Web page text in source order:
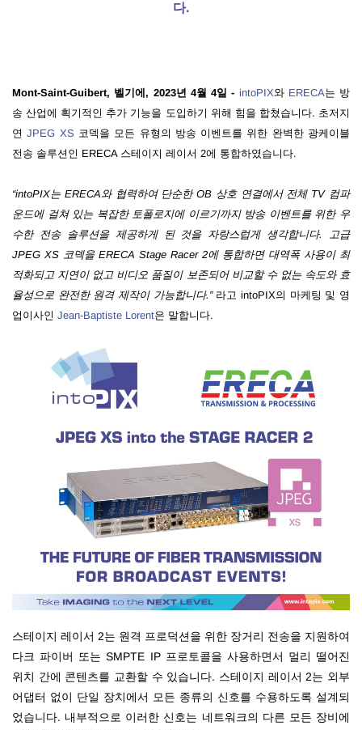
다.
Mont-Saint-Guibert, 벨기에, 2023년 4월 4일 - intoPIX와 ERECA는 방
송 산업에 획기적인 추가 기능을 도입하기 위해 힘을 합쳤습니다. 초저지
연JPEG XS 코덱을 모든 유형의 방송 이벤트를 위한 완벽한 광케이블
전송 솔루션인 ERECA 스테이지 레이서 2에 통합하였습니다.
“intoPIX는 ERECA와 협력하여 단순한 OB 상호 연결에서 전체 TV 컴파
운드에 걸쳐 있는 복잡한 토폴로지에 이르기까지 방송 이벤트를 위한 우
수한 전송 솔루션을 제공하게 된 것을 자랑스럽게 생각합니다. 고급
JPEG XS 코덱을 ERECA Stage Racer 2에 통합하면 대역폭 사용이 최
적화되고 지연이 없고 비디오 품질이 보존되어 비교할 수 없는 속도와 효
율성으로 완전한 원격 제작이 가능합니다.”라고 intoPIX의 마케팅 및 영
업이사인 Jean-Baptiste Lorent은 말합니다.
스테이지 레이서 2는 원격 프로덕션을 위한 장거리 전송을 지원하여
다크 파이버 또는 SMPTE IP 프로토콜을 사용하면서 멀리 떨어진
위치 간에 콘텐츠를 교환할 수 있습니다. 스테이지 레이서 2는 외부
어댑터 없이 단일 장치에서 모든 종류의 신호를 수용하도록 설계되
었습니다. 내부적으로 이러한 신호는 네트워크의 다른 모든 장비에